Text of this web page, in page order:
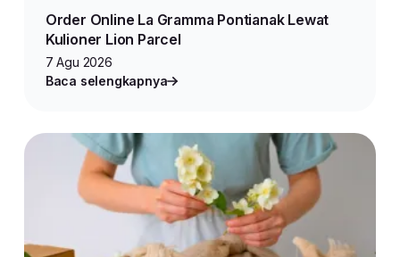
Order Online La Gramma Pontianak Lewat
Kulioner Lion Parcel
7 Agu 2026
Baca selengkapnya